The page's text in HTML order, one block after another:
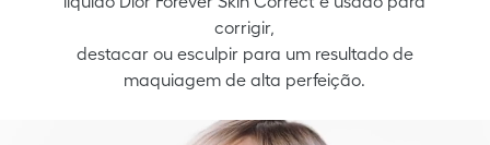
corrigir,
destacar ou esculpir para um resultado de
maquiagem de alta perfeição.